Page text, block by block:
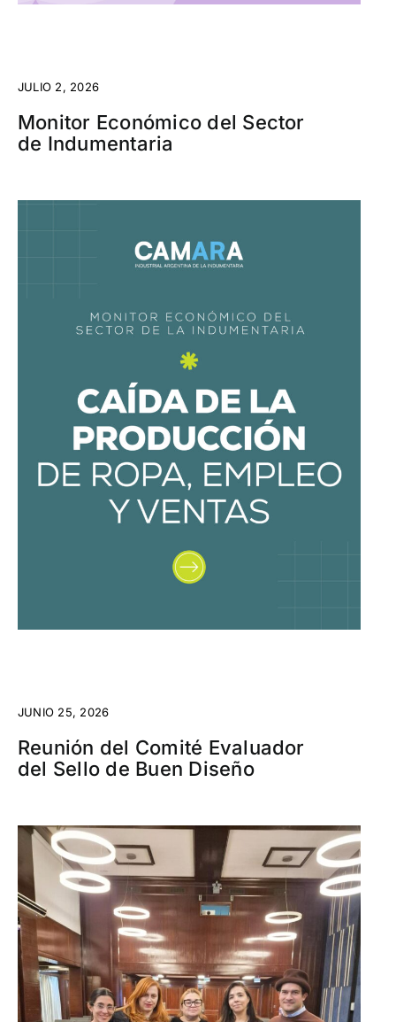
JULIO 2, 2026
Monitor Económico del Sector
de Indumentaria
JUNIO 25, 2026
Reunión del Comité Evaluador
del Sello de Buen Diseño